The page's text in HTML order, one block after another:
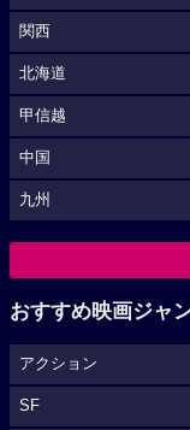
関西
北海道
甲信越
中国
九州
おすすめ映画ジャ
アクション
SF